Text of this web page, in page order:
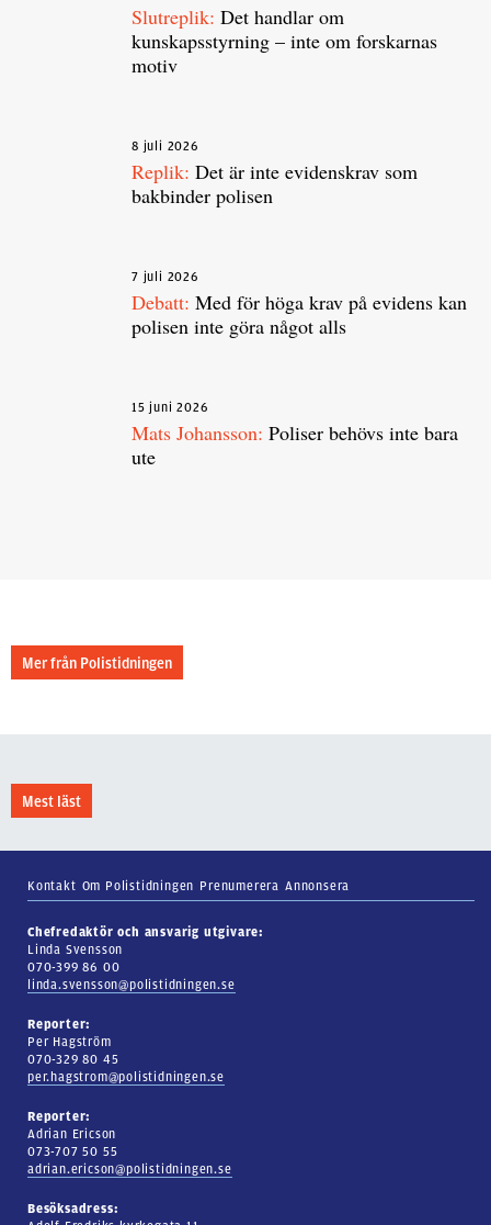
Slutreplik: Det handlar om
kunskapsstyrning – inte om forskarnas
motiv
8 juli 2026
Replik: Det är inte evidenskrav som
bakbinder polisen
7 juli 2026
Debatt: Med för höga krav på evidens kan
polisen inte göra något alls
15 juni 2026
Mats Johansson: Poliser behövs inte bara
ute
Mer från Polistidningen
Mest läst
Kontakt Om Polistidningen Prenumerera Annonsera
Chefredaktör och ansvarig utgivare:
Linda Svensson
070-399 86 00
linda.svensson@polistidningen.se
Reporter:
Per Hagström
070-329 80 45
per.hagstrom@polistidningen.se
Reporter:
Adrian Ericson
073-707 50 55
adrian.ericson@polistidningen.se
Besöksadress: